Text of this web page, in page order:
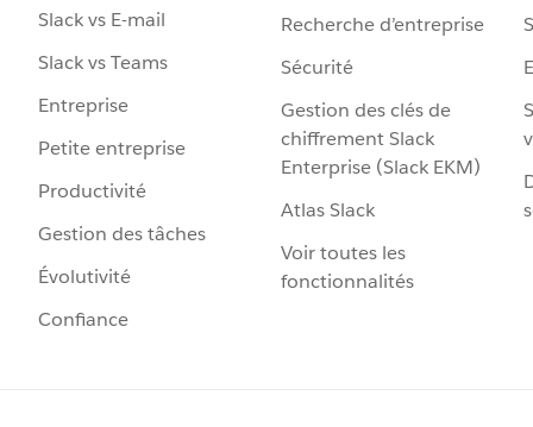
Slack vs E-mail
Slack vs Teams
Entreprise
Petite entreprise
Productivité
Gestion des tâches
Évolutivité
Confiance
Recherche d’entreprise
Sécurité
Gestion des clés de
chiffrement Slack
Enterprise (Slack EKM)
Atlas Slack
Voir toutes les
fonctionnalités